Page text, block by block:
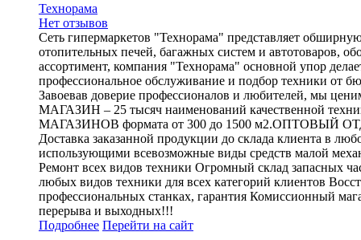
Технорама
Нет отзывов
Сеть гипермаркетов "Технорама" представляет
отопительных печей, багажных систем и автотоваров,
ассортимент, компания "Технорама" основной упор
профессиональное обслуживание и подбор техники от
Завоевав доверие профессионалов и любителей, мы
МАГАЗИН – 25 тысяч наименований качественной
МАГАЗИНОВ формата от 300 до 1500 м2.ОПТОВЫЙ
Доставка заказанной продукции до склада клиента
использующими всевозможные виды средств малой
Ремонт всех видов техники Огромный склад запасных
любых видов техники для всех категорий клиентов
профессиональных станках, гарантия Комиссионный
перерыва и выходных!!!
Подробнее Перейти на сайт